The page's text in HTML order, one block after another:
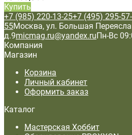
Купить
+7 (985) 220-13-25+7 (495) 295-
55Москва, ул. Большая
д.9micmag.ru@yandex.ruПн-Вс
Компания
Магазин
Корзина
Личный кабинет
Оформить заказ
Каталог
Мастерская Хоббит